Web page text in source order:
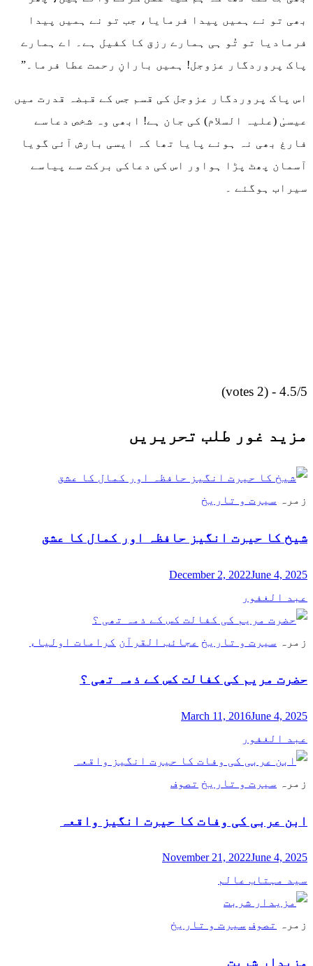
بھی تو نے ہمیں پیدا فرمایا، جب تو نے ہمیں پیدا
فرمادیا تو تُو ہی ہمارے رزق کا کفیل ہے۔ اے ہمارے
پاک پروردگار عزوجل! ہمیں بارانِ رحمت عطا فرما۔”
اس پاک پروردگار عزوجل کی قسم جس کے قبضہ قدرت میں
عیسیٰ (علیہ السلام) کی جان ہے! ابھی وہ شخص دعاسے
فارغ بھی نہ ہونے پایا تھا کہ ایسی بارش آئی گویا
آسمان پھٹ پڑا ہواور اس کی دعاکی برکت سے پیاسے
سیراب ہوگئے ۔
4.5/5 - (2 votes)
مزید غور طلب تحریریں
زمرہ سیرت و تاریخ
شیخ کا حیرت انگیز حافظہ اور کمال کا عشق
December 2, 2022June 4, 2025
عبد الغفور
زمرہ سیرت و تاریخ عجائب القرآن کرامات اولیاء
حضرت مریم کی کفالت کس کے ذمہ تھی ؟
March 11, 2016June 4, 2025
عبد الغفور
زمرہ سیرت و تاریخ تصوف
ابن عربی کی وفات کا حیرت انگیز واقعہ
November 21, 2022June 4, 2025
سید مہتاب عالم
زمرہ تصوف سیرت و تاریخ
مزیدار شربت